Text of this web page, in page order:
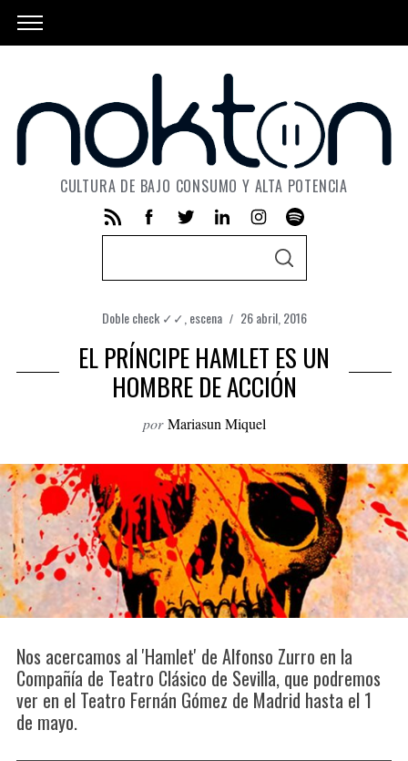
CULTURA DE BAJO CONSUMO Y ALTA POTENCIA
r
c
h
S
C
H
Doble check ✓✓,escena 26 abril, 2016
EL PRÍNCIPE HAMLET ES UN
HOMBRE DE ACCIÓN
por Mariasun Miquel
Nos acercamos al 'Hamlet' de Alfonso Zurro en la
Compañía de Teatro Clásico de Sevilla, que podremos
ver en el Teatro Fernán Gómez de Madrid hasta el 1
de mayo.